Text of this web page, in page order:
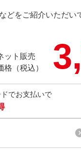
どをご紹介いただい
ット販売
格（税込）
でお支払いで